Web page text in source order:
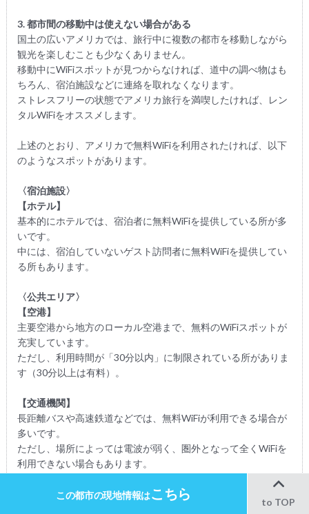
3. 都市間の移動中は使えない場合がある
国土の広いアメリカでは、旅行中に複数の都市を移動しながら
観光を楽しむことも少なくありません。
移動中にWiFiスポットが見つからなければ、道中の調べ物はも
ちろん、宿泊施設などに連絡を取れなくなります。
ストレスフリーの状態でアメリカ旅行を満喫したければ、レン
タルWiFiをオススメします。
上述のとおり、アメリカで無料WiFiを利用されたければ、以下
のようなスポットがあります。
〈宿泊施設〉
【ホテル】
基本的にホテルでは、宿泊者に無料WiFiを提供している所が多
いです。
中には、宿泊していないゲスト訪問者に無料WiFiを提供してい
る所もあります。
〈公共エリア〉
【空港】
主要空港から地方のローカル空港まで、無料のWiFiスポットが
充実しています。
ただし、利用時間が「30分以内」に制限されている所がありま
す（30分以上は有料）。
【交通機関】
長距離バスや高速鉄道などでは、無料WiFiが利用できる場合が
多いです。
ただし、場所によっては電波が弱く、圏外となって全くWiFiを
利用できない場合もあります。
長距離移動での利用を検討される方は、レンタルWiFiの利用を
オススメします。
1 2
20件
この都市の現地情報はこちら
to TOP